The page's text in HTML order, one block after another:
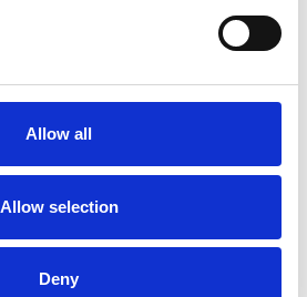
Allow all
Allow selection
Deny
innovatieve
opwaaibeveiliging.
er geen materialen of gereedschap
heeft u 4stabilisatoren